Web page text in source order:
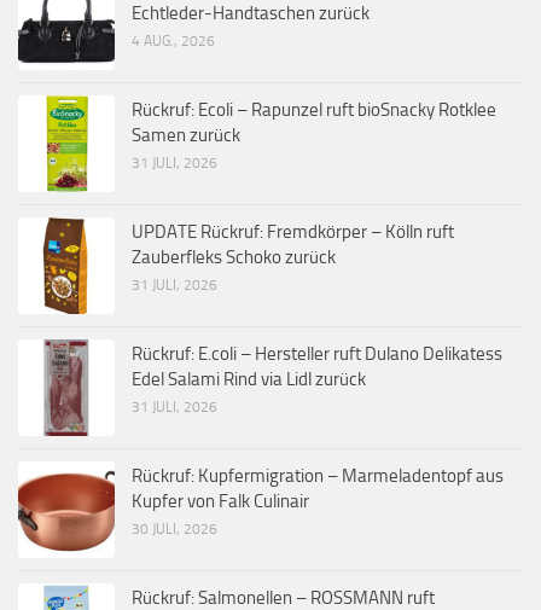
Echtleder-Handtaschen zurück
4 AUG., 2026
Rückruf: Ecoli – Rapunzel ruft bioSnacky Rotklee
Samen zurück
31 JULI, 2026
UPDATE Rückruf: Fremdkörper – Kölln ruft
Zauberfleks Schoko zurück
31 JULI, 2026
Rückruf: E.coli – Hersteller ruft Dulano Delikatess
Edel Salami Rind via Lidl zurück
31 JULI, 2026
Rückruf: Kupfermigration – Marmeladentopf aus
Kupfer von Falk Culinair
30 JULI, 2026
Rückruf: Salmonellen – ROSSMANN ruft